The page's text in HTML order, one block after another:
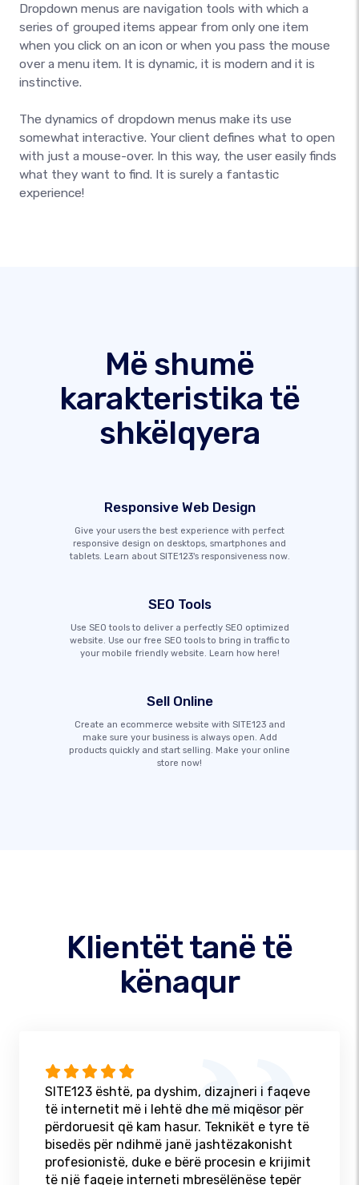
Dropdown menus are navigation tools with which a
series of grouped items appear from only one item
when you click on an icon or when you pass the mouse
over a menu item. It is dynamic, it is modern and it is
instinctive.
The dynamics of dropdown menus make its use
somewhat interactive. Your client defines what to open
with just a mouse-over. In this way, the user easily finds
what they want to find. It is surely a fantastic
experience!
Më shumë
karakteristika të
shkëlqyera
Responsive Web Design
Give your users the best experience with perfect
responsive design on desktops, smartphones and
tablets. Learn about SITE123's responsiveness now.
SEO Tools
Use SEO tools to deliver a perfectly SEO optimized
website. Use our free SEO tools to bring in traffic to
your mobile friendly website. Learn how here!
Sell Online
Create an ecommerce website with SITE123 and
make sure your business is always open. Add
products quickly and start selling. Make your online
store now!
Klientët tanë të
kënaqur
SITE123 është, pa dyshim, dizajneri i faqeve
të internetit më i lehtë dhe më miqësor për
përdoruesit që kam hasur. Teknikët e tyre të
bisedës për ndihmë janë jashtëzakonisht
profesionistë, duke e bërë procesin e krijimit
të një faqeje interneti mbresëlënëse tepër